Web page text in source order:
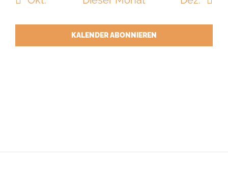
KALENDER ABONNIEREN